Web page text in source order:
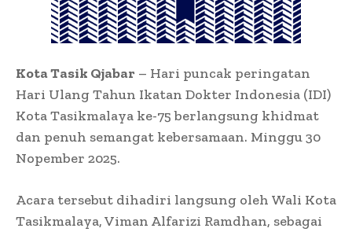
Kota Tasik Qjabar – Hari puncak peringatan
Hari Ulang Tahun Ikatan Dokter Indonesia (IDI)
Kota Tasikmalaya ke-75 berlangsung khidmat
dan penuh semangat kebersamaan. Minggu 30
Nopember 2025.
Acara tersebut dihadiri langsung oleh Wali Kota
Tasikmalaya, Viman Alfarizi Ramdhan, sebagai